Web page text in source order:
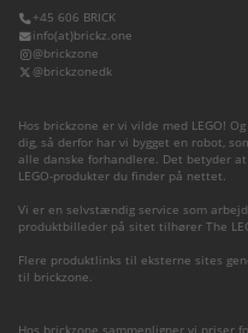
+45 606 BRICK
info(at)brickz.one
@brickzone
@brickzonedk
Hos brickzone er vi vilde med LEGO!
dig, så derfor har vi bygget en robot,
alle danske forhandlere. Det betyder
LEGO-produkter du finder på nettet.
Vi er en selvstændig service som
produktbilleder på sitet tilhører The
Flere produktlinks til eksterne sites
til brickzone.